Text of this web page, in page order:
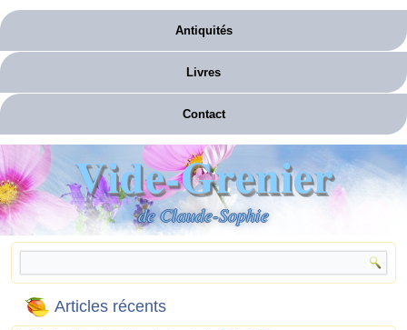
Antiquités
Livres
Contact
Vide-Grenier
de Claude-Sophie
Articles récents